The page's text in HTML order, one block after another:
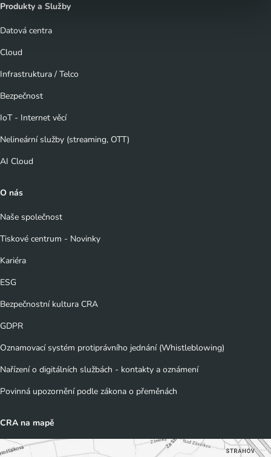
Produkty a Služby
Datová centra
Cloud
Infrastruktura / Telco
Bezpečnost
IoT - Internet věcí
Nelineární služby (streaming, OTT)
AI Cloud
O nás
Naše společnost
Tiskové centrum - Novinky
Kariéra
ESG
Bezpečnostní kultura CRA
GDPR
Oznamovací systém protiprávního jednání (Whistleblowing)
Nařízení o digitálních službách - kontakty a oznámení
Povinná upozornění podle zákona o přeměnách
CRA na mapě